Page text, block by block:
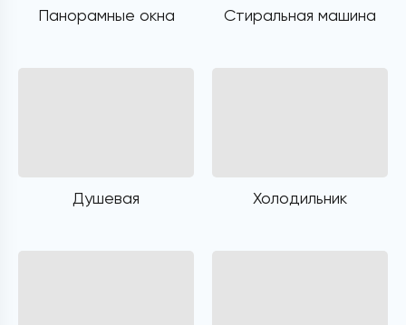
Панорамные окна Стиральная машина
Душевая Холодильник